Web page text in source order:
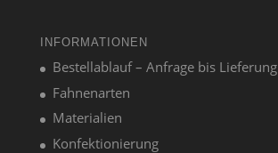
INFORMATIONEN
Bestellablauf – Anfrage bis Lieferung
Fahnenarten
Materialien
Konfektionierung